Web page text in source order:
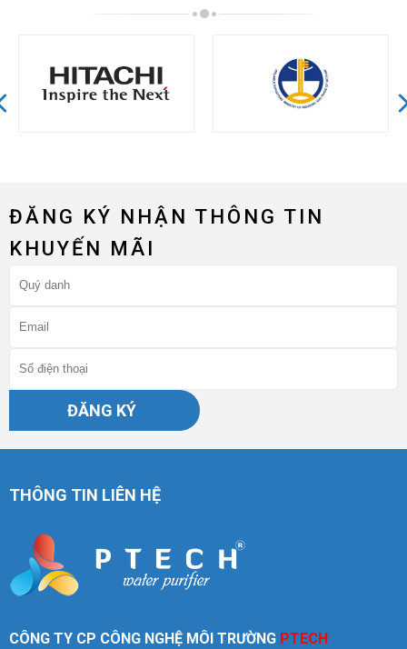
ĐĂNG KÝ NHẬN THÔNG TIN
KHUYẾN MÃI
ĐĂNG KÝ
THÔNG TIN LIÊN HỆ
CÔNG TY CP CÔNG NGHỆ MÔI TRƯỜNG PTECH